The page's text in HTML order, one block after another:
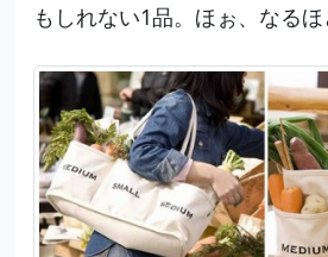
もしれない1品。ほぉ、なるほ